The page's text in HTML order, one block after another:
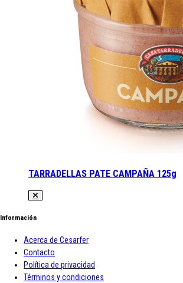
TARRADELLAS PATE CAMPAÑA 125g
Información
Acerca de Cesarfer
Contacto
Política de privacidad
Términos y condiciones